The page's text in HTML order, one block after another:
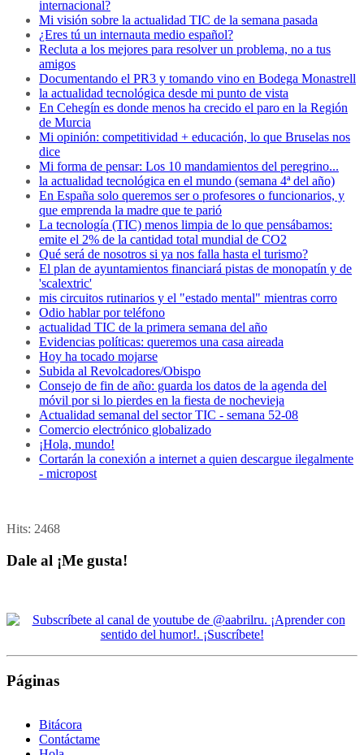
internacional?
Mi visión sobre la actualidad TIC de la semana pasada
¿Eres tú un internauta medio español?
Recluta a los mejores para resolver un problema, no a tus
amigos
Documentando el PR3 y tomando vino en Bodega Monastrell
la actualidad tecnológica desde mi punto de vista
En Cehegín es donde menos ha crecido el paro en la Región
de Murcia
Mi opinión: competitividad + educación, lo que Bruselas nos
dice
Mi forma de pensar: Los 10 mandamientos del peregrino...
la actualidad tecnológica en el mundo (semana 4ª del año)
En España solo queremos ser o profesores o funcionarios, y
que emprenda la madre que te parió
La tecnología (TIC) menos limpia de lo que pensábamos:
emite el 2% de la cantidad total mundial de CO2
Qué será de nosotros si ya nos falla hasta el turismo?
El plan de ayuntamientos financiará pistas de monopatín y de
'scalextric'
mis circuitos rutinarios y el "estado mental" mientras corro
Odio hablar por teléfono
actualidad TIC de la primera semana del año
Evidencias políticas: queremos una casa aireada
Hoy ha tocado mojarse
Subida al Revolcadores/Obispo
Consejo de fin de año: guarda los datos de la agenda del
móvil por si lo pierdes en la fiesta de nochevieja
Actualidad semanal del sector TIC - semana 52-08
Comercio electrónico globalizado
¡Hola, mundo!
Cortarán la conexión a internet a quien descargue ilegalmente
- micropost
Hits: 2468
Dale al ¡Me gusta!
Páginas
Bitácora
Contáctame